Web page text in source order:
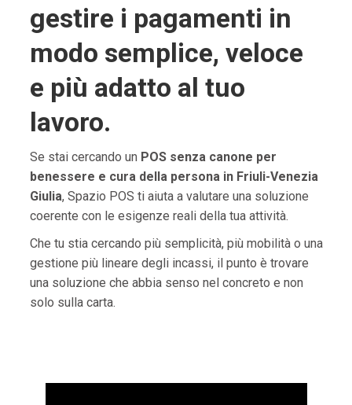
gestire i pagamenti in
modo semplice, veloce
e più adatto al tuo
lavoro.
Se stai cercando un POS senza canone per
benessere e cura della persona in Friuli-Venezia
Giulia, Spazio POS ti aiuta a valutare una soluzione
coerente con le esigenze reali della tua attività.
Che tu stia cercando più semplicità, più mobilità o una
gestione più lineare degli incassi, il punto è trovare
una soluzione che abbia senso nel concreto e non
solo sulla carta.